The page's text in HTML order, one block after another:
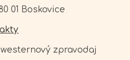
01 Boskovice
zpravodaj